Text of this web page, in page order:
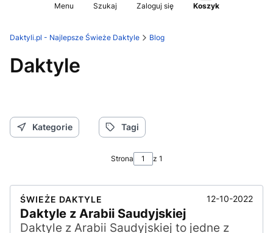
Menu Szukaj Zaloguj się Koszyk
Daktyli.pl - Najlepsze Świeże Daktyle Blog
Daktyle
Kategorie Tagi
Strona z 1
ŚWIEŻE DAKTYLE 12-10-2022
Daktyle z Arabii Saudyjskiej
Daktyle z Arabii Saudyjskiej to jedne z